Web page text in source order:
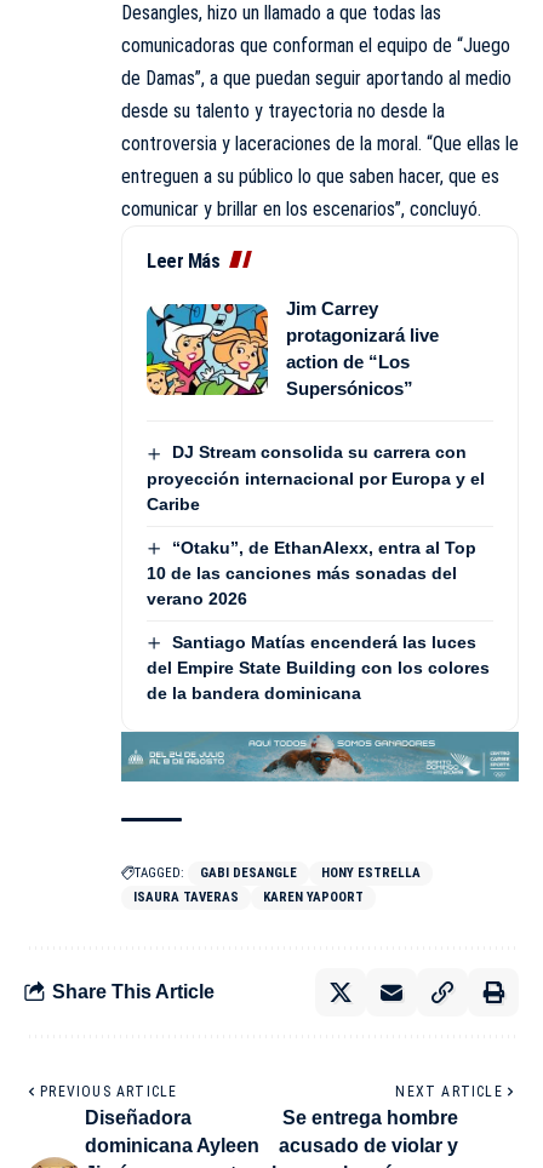
Desangles, hizo un llamado a que todas las
comunicadoras que conforman el equipo de “Juego
de Damas”, a que puedan seguir aportando al medio
desde su talento y trayectoria no desde la
controversia y laceraciones de la moral. “Que ellas le
entreguen a su público lo que saben hacer, que es
comunicar y brillar en los escenarios”, concluyó.
Leer Más
Jim Carrey
protagonizará live
action de “Los
Supersónicos”
DJ Stream consolida su carrera con
proyección internacional por Europa y el
Caribe
“Otaku”, de EthanAlexx, entra al Top
10 de las canciones más sonadas del
verano 2026
Santiago Matías encenderá las luces
del Empire State Building con los colores
de la bandera dominicana
TAGGED: GABI DESANGLE
HONY ESTRELLA
ISAURA TAVERAS
KAREN YAPOORT
Share This Article
PREVIOUS ARTICLE
Diseñadora
dominicana Ayleen
NEXT ARTICLE
Se entrega hombre
acusado de violar y